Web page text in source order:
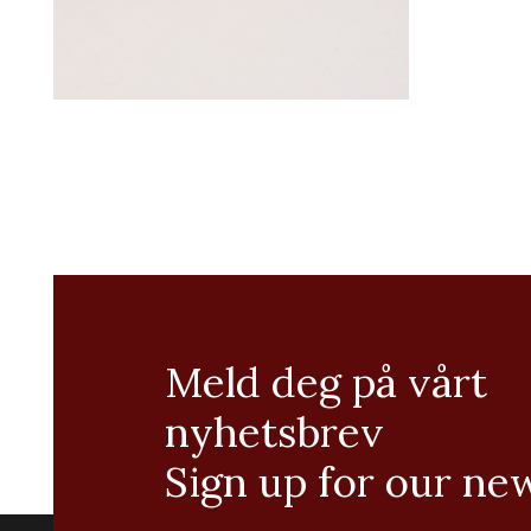
Meld deg på vårt
nyhetsbrev
Sign up for our